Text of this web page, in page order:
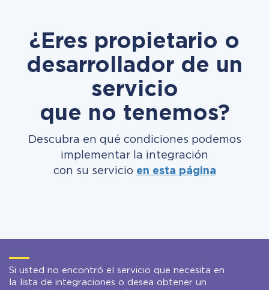
¿Eres propietario o
desarrollador de un
servicio
que no tenemos?
Descubra en qué condiciones podemos
implementar la integración
con su servicio en esta página
Si usted no encontró el servicio que necesita en
la lista de integraciones o desea obtener un